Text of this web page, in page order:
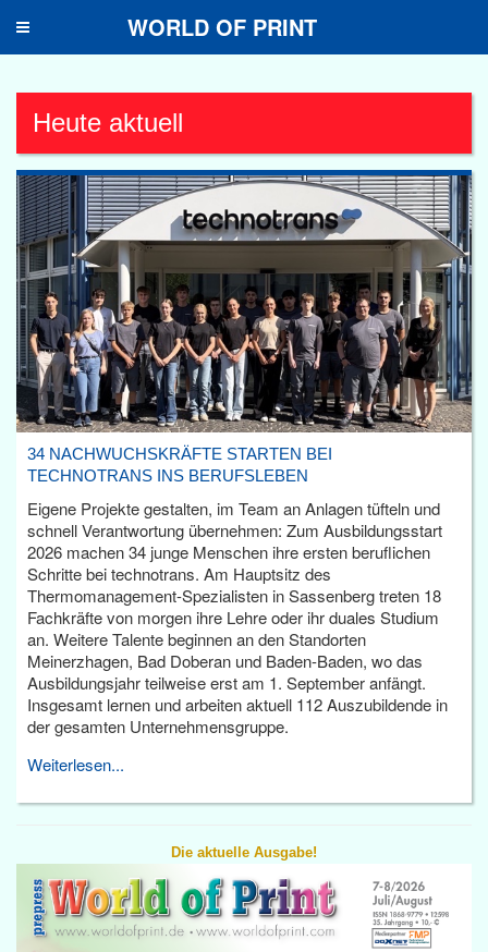
Toggle
WORLD OF PRINT
Heute aktuell
34 NACHWUCHSKRÄFTE STARTEN BEI
TECHNOTRANS INS BERUFSLEBEN
Eigene Projekte gestalten, im Team an Anlagen tüfteln und
schnell Verantwortung übernehmen: Zum Ausbildungsstart
2026 machen 34 junge Menschen ihre ersten beruflichen
Schritte bei technotrans. Am Hauptsitz des
Thermomanagement-Spezialisten in Sassenberg treten 18
Fachkräfte von morgen ihre Lehre oder ihr duales Studium
an. Weitere Talente beginnen an den Standorten
Meinerzhagen, Bad Doberan und Baden-Baden, wo das
Ausbildungsjahr teilweise erst am 1. September anfängt.
Insgesamt lernen und arbeiten aktuell 112 Auszubildende in
der gesamten Unternehmensgruppe.
Weiterlesen...
Die aktuelle Ausgabe!